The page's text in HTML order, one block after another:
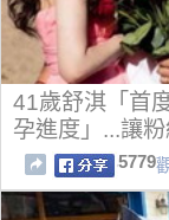
41歲舒淇「首
孕進度」...讓
5779